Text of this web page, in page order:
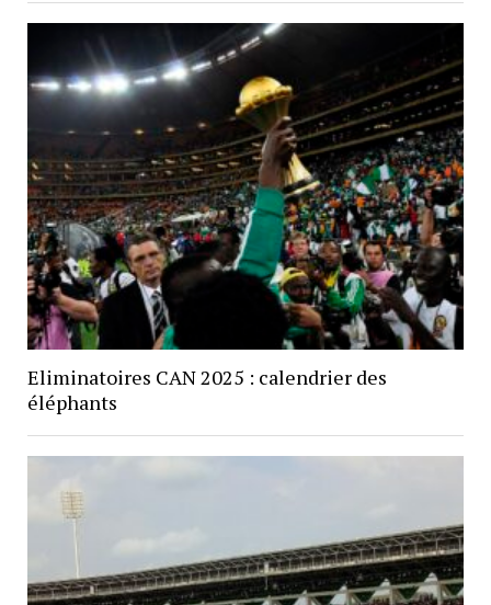
Eliminatoires CAN 2025 : calendrier des
éléphants